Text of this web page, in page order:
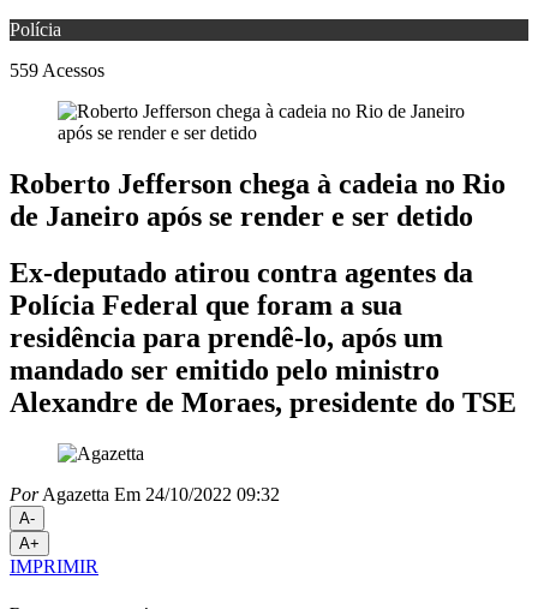
Polícia
559 Acessos
Roberto Jefferson chega à cadeia no Rio
de Janeiro após se render e ser detido
Ex-deputado atirou contra agentes da
Polícia Federal que foram a sua
residência para prendê-lo, após um
mandado ser emitido pelo ministro
Alexandre de Moraes, presidente do TSE
PorAgazetta Em 24/10/2022 09:32
A-
A+
IMPRIMIR